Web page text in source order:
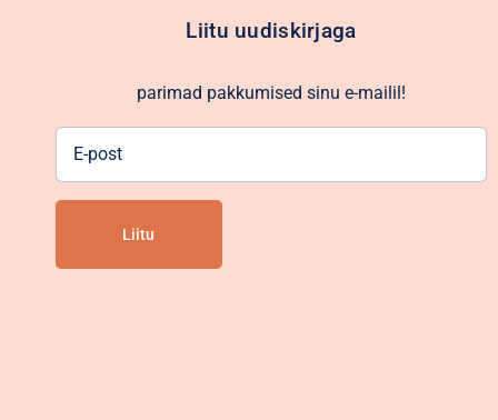
Liitu uudiskirjaga
parimad pakkumised sinu e-mailil!